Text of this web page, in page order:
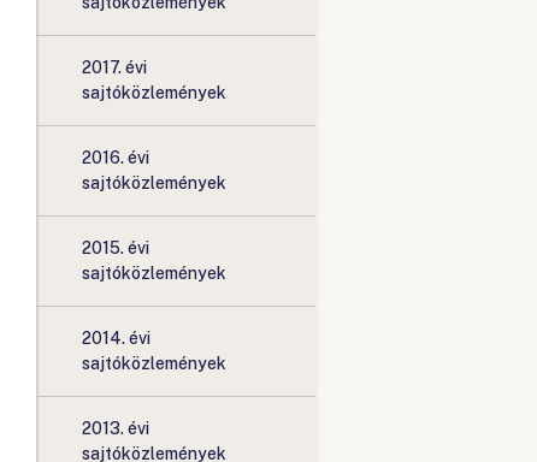
2017. évi
sajtóközlemények
2016. évi
sajtóközlemények
2015. évi
sajtóközlemények
2014. évi
sajtóközlemények
2013. évi
sajtóközlemények